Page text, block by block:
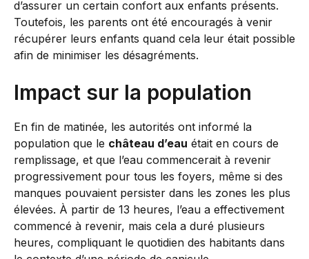
d’assurer un certain confort aux enfants présents.
Toutefois, les parents ont été encouragés à venir
récupérer leurs enfants quand cela leur était possible
afin de minimiser les désagréments.
Impact sur la population
En fin de matinée, les autorités ont informé la
population que le château d’eau était en cours de
remplissage, et que l’eau commencerait à revenir
progressivement pour tous les foyers, même si des
manques pouvaient persister dans les zones les plus
élevées. À partir de 13 heures, l’eau a effectivement
commencé à revenir, mais cela a duré plusieurs
heures, compliquant le quotidien des habitants dans